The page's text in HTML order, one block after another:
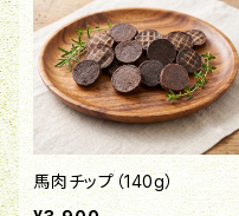
馬肉チップ（140g）